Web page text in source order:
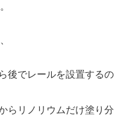
後でレールを設置するの
らリノリウムだけ塗り分